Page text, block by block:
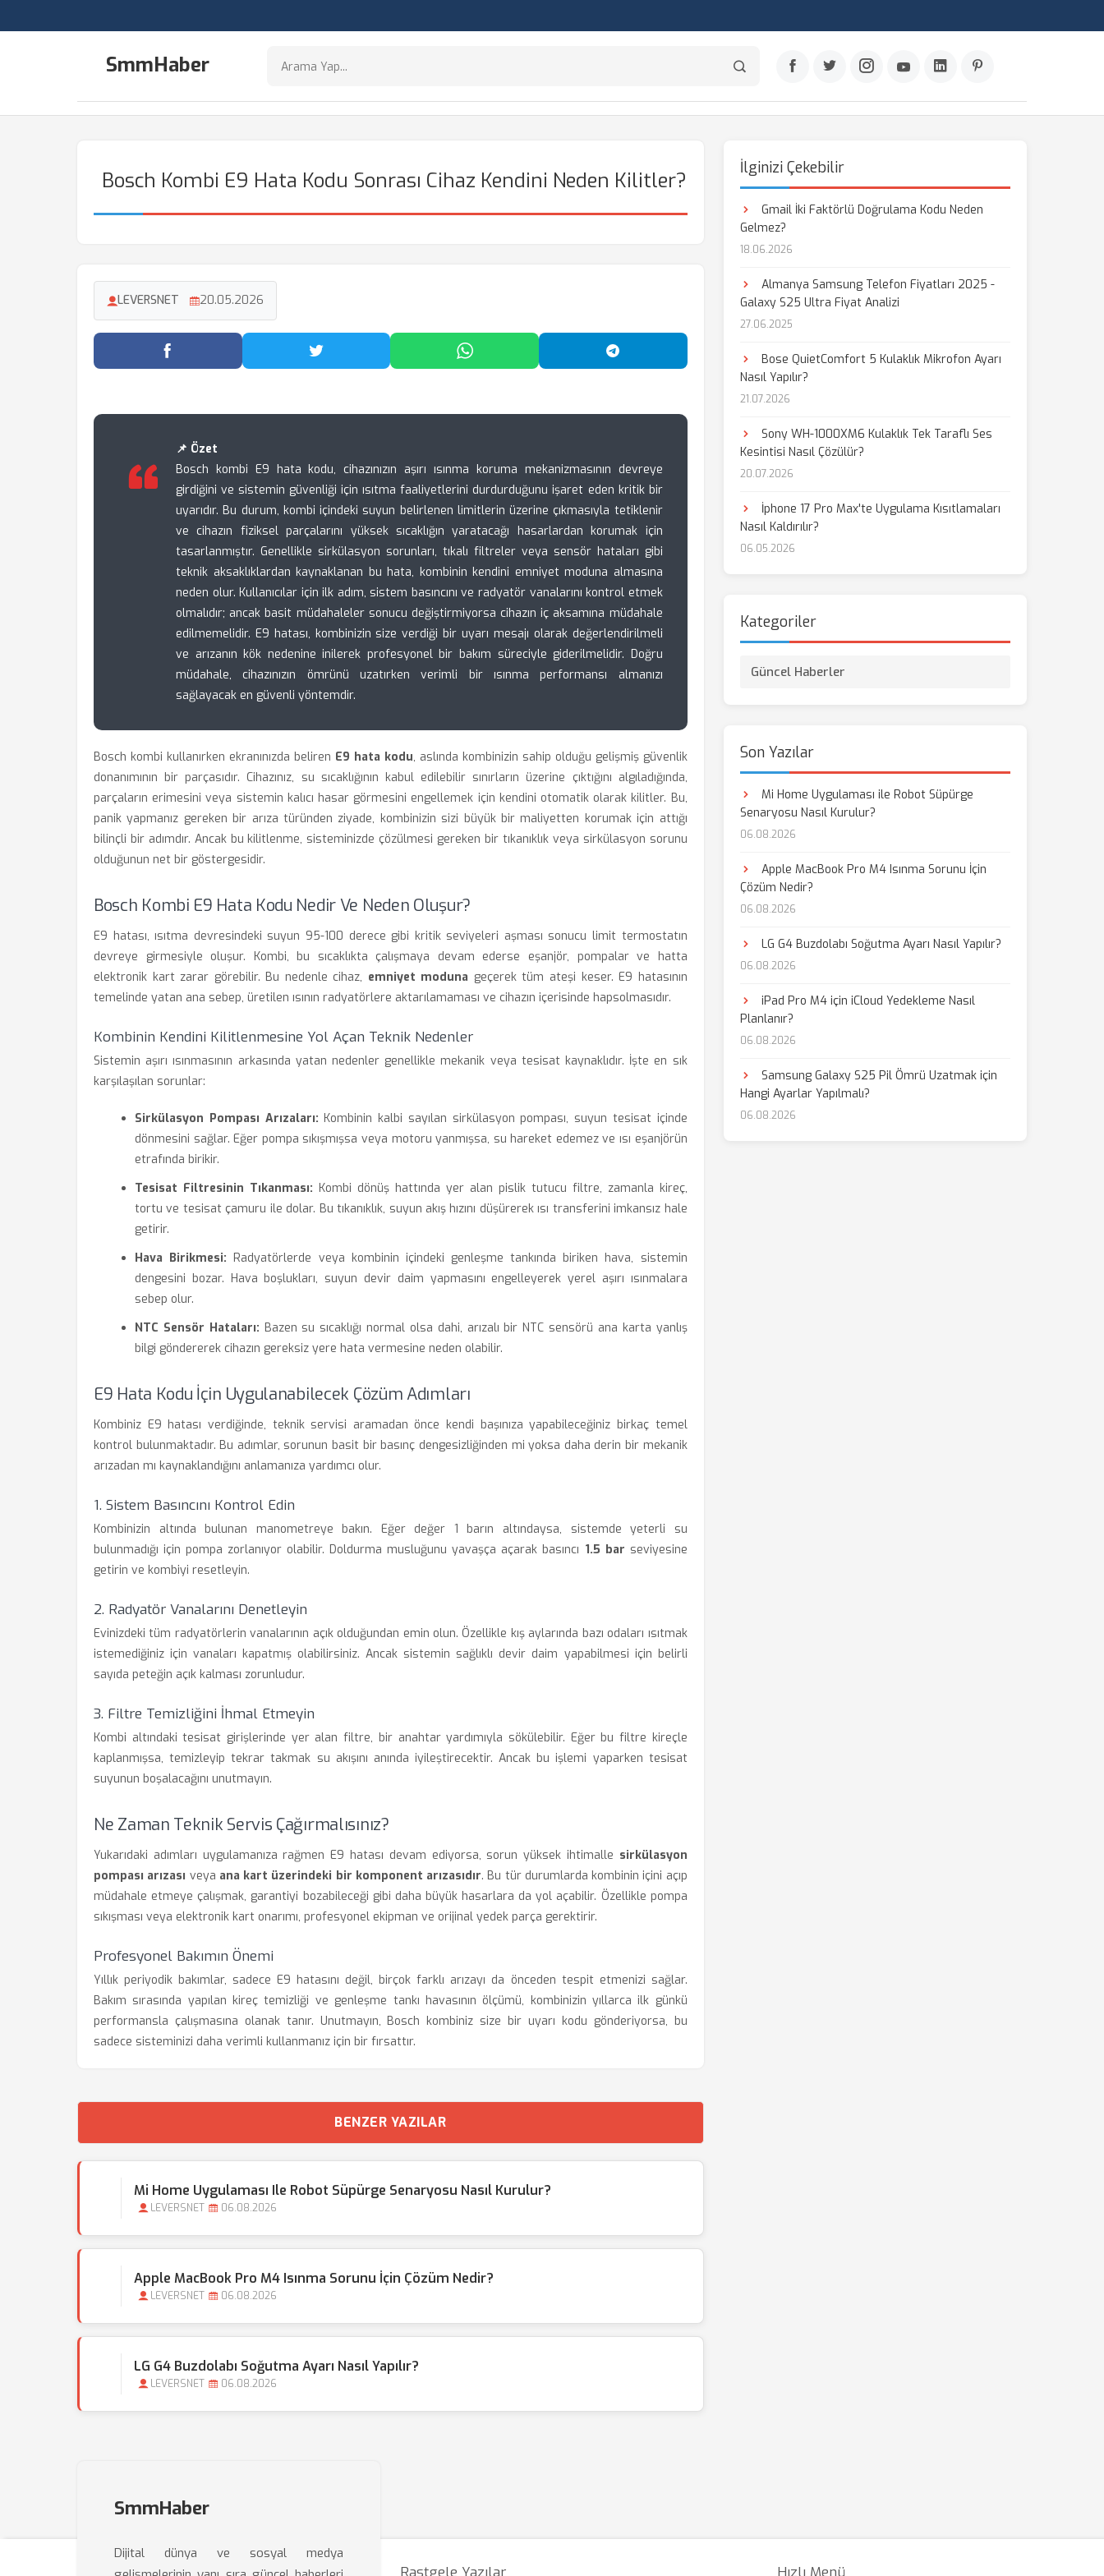
SmmHaber
Bosch Kombi E9 Hata Kodu Sonrası Cihaz Kendini Neden Kilitler?
LEVERSNET 20.05.2026
Facebook'ta Paylaş Twitter'da Paylaş WhatsApp'ta Paylaş Telegram'da Paylaş
📌 Özet
Bosch kombi E9 hata kodu, cihazınızın aşırı ısınma koruma mekanizmasının devreye
girdiğini ve sistemin güvenliği için ısıtma faaliyetlerini durdurduğunu işaret eden kritik bir
uyarıdır. Bu durum, kombi içindeki suyun belirlenen limitlerin üzerine çıkmasıyla tetiklenir
ve cihazın fiziksel parçalarını yüksek sıcaklığın yaratacağı hasarlardan korumak için
tasarlanmıştır. Genellikle sirkülasyon sorunları, tıkalı filtreler veya sensör hataları gibi
teknik aksaklıklardan kaynaklanan bu hata, kombinin kendini emniyet moduna almasına
neden olur. Kullanıcılar için ilk adım, sistem basıncını ve radyatör vanalarını kontrol etmek
olmalıdır; ancak basit müdahaleler sonucu değiştirmiyorsa cihazın iç aksamına müdahale
edilmemelidir. E9 hatası, kombinizin size verdiği bir uyarı mesajı olarak değerlendirilmeli
ve arızanın kök nedenine inilerek profesyonel bir bakım süreciyle giderilmelidir. Doğru
müdahale, cihazınızın ömrünü uzatırken verimli bir ısınma performansı almanızı
sağlayacak en güvenli yöntemdir.
Bosch kombi kullanırken ekranınızda beliren E9 hata kodu, aslında kombinizin sahip olduğu gelişmiş güvenlik
donanımının bir parçasıdır. Cihazınız, su sıcaklığının kabul edilebilir sınırların üzerine çıktığını algıladığında,
parçaların erimesini veya sistemin kalıcı hasar görmesini engellemek için kendini otomatik olarak kilitler. Bu,
panik yapmanız gereken bir arıza türünden ziyade, kombinizin sizi büyük bir maliyetten korumak için attığı
bilinçli bir adımdır. Ancak bu kilitlenme, sisteminizde çözülmesi gereken bir tıkanıklık veya sirkülasyon sorunu
olduğunun net bir göstergesidir.
Bosch Kombi E9 Hata Kodu Nedir Ve Neden Oluşur?
E9 hatası, ısıtma devresindeki suyun 95-100 derece gibi kritik seviyeleri aşması sonucu limit termostatın
devreye girmesiyle oluşur. Kombi, bu sıcaklıkta çalışmaya devam ederse eşanjör, pompalar ve hatta
elektronik kart zarar görebilir. Bu nedenle cihaz, emniyet moduna geçerek tüm ateşi keser. E9 hatasının
temelinde yatan ana sebep, üretilen ısının radyatörlere aktarılamaması ve cihazın içerisinde hapsolmasıdır.
Kombinin Kendini Kilitlenmesine Yol Açan Teknik Nedenler
Sistemin aşırı ısınmasının arkasında yatan nedenler genellikle mekanik veya tesisat kaynaklıdır. İşte en sık
karşılaşılan sorunlar:
Sirkülasyon Pompası Arızaları: Kombinin kalbi sayılan sirkülasyon pompası, suyun tesisat içinde
dönmesini sağlar. Eğer pompa sıkışmışsa veya motoru yanmışsa, su hareket edemez ve ısı eşanjörün
etrafında birikir.
Tesisat Filtresinin Tıkanması: Kombi dönüş hattında yer alan pislik tutucu filtre, zamanla kireç,
tortu ve tesisat çamuru ile dolar. Bu tıkanıklık, suyun akış hızını düşürerek ısı transferini imkansız hale
getirir.
Hava Birikmesi: Radyatörlerde veya kombinin içindeki genleşme tankında biriken hava, sistemin
dengesini bozar. Hava boşlukları, suyun devir daim yapmasını engelleyerek yerel aşırı ısınmalara
sebep olur.
NTC Sensör Hataları: Bazen su sıcaklığı normal olsa dahi, arızalı bir NTC sensörü ana karta yanlış
bilgi göndererek cihazın gereksiz yere hata vermesine neden olabilir.
E9 Hata Kodu İçin Uygulanabilecek Çözüm Adımları
Kombiniz E9 hatası verdiğinde, teknik servisi aramadan önce kendi başınıza yapabileceğiniz birkaç temel
kontrol bulunmaktadır. Bu adımlar, sorunun basit bir basınç dengesizliğinden mi yoksa daha derin bir mekanik
arızadan mı kaynaklandığını anlamanıza yardımcı olur.
1. Sistem Basıncını Kontrol Edin
Kombinizin altında bulunan manometreye bakın. Eğer değer 1 barın altındaysa, sistemde yeterli su
bulunmadığı için pompa zorlanıyor olabilir. Doldurma musluğunu yavaşça açarak basıncı 1.5 bar seviyesine
getirin ve kombiyi resetleyin.
2. Radyatör Vanalarını Denetleyin
Evinizdeki tüm radyatörlerin vanalarının açık olduğundan emin olun. Özellikle kış aylarında bazı odaları ısıtmak
istemediğiniz için vanaları kapatmış olabilirsiniz. Ancak sistemin sağlıklı devir daim yapabilmesi için belirli
sayıda peteğin açık kalması zorunludur.
3. Filtre Temizliğini İhmal Etmeyin
Kombi altındaki tesisat girişlerinde yer alan filtre, bir anahtar yardımıyla sökülebilir. Eğer bu filtre kireçle
kaplanmışsa, temizleyip tekrar takmak su akışını anında iyileştirecektir. Ancak bu işlemi yaparken tesisat
suyunun boşalacağını unutmayın.
Ne Zaman Teknik Servis Çağırmalısınız?
Yukarıdaki adımları uygulamanıza rağmen E9 hatası devam ediyorsa, sorun yüksek ihtimalle sirkülasyon
pompası arızası veya ana kart üzerindeki bir komponent arızasıdır. Bu tür durumlarda kombinin içini açıp
müdahale etmeye çalışmak, garantiyi bozabileceği gibi daha büyük hasarlara da yol açabilir. Özellikle pompa
sıkışması veya elektronik kart onarımı, profesyonel ekipman ve orijinal yedek parça gerektirir.
Profesyonel Bakımın Önemi
Yıllık periyodik bakımlar, sadece E9 hatasını değil, birçok farklı arızayı da önceden tespit etmenizi sağlar.
Bakım sırasında yapılan kireç temizliği ve genleşme tankı havasının ölçümü, kombinizin yıllarca ilk günkü
performansla çalışmasına olanak tanır. Unutmayın, Bosch kombiniz size bir uyarı kodu gönderiyorsa, bu
sadece sisteminizi daha verimli kullanmanız için bir fırsattır.
BENZER YAZILAR
Mi Home Uygulaması Ile Robot Süpürge Senaryosu Nasıl Kurulur?
LEVERSNET 06.08.2026
Apple MacBook Pro M4 Isınma Sorunu İçin Çözüm Nedir?
LEVERSNET 06.08.2026
LG G4 Buzdolabı Soğutma Ayarı Nasıl Yapılır?
LEVERSNET 06.08.2026
İlginizi Çekebilir
Gmail İki Faktörlü Doğrulama Kodu Neden
Gelmez?
18.06.2026
Almanya Samsung Telefon Fiyatları 2025 -
Galaxy S25 Ultra Fiyat Analizi
27.06.2025
Bose QuietComfort 5 Kulaklık Mikrofon Ayarı
Nasıl Yapılır?
21.07.2026
Sony WH-1000XM6 Kulaklık Tek Taraflı Ses
Kesintisi Nasıl Çözülür?
20.07.2026
İphone 17 Pro Max'te Uygulama Kısıtlamaları
Nasıl Kaldırılır?
06.05.2026
Kategoriler
Güncel Haberler
Son Yazılar
Mi Home Uygulaması ile Robot Süpürge
Senaryosu Nasıl Kurulur?
06.08.2026
Apple MacBook Pro M4 Isınma Sorunu İçin
Çözüm Nedir?
06.08.2026
LG G4 Buzdolabı Soğutma Ayarı Nasıl Yapılır?
06.08.2026
iPad Pro M4 için iCloud Yedekleme Nasıl
Planlanır?
06.08.2026
Samsung Galaxy S25 Pil Ömrü Uzatmak için
Hangi Ayarlar Yapılmalı?
06.08.2026
SmmHaber
Dijital dünya ve sosyal medya